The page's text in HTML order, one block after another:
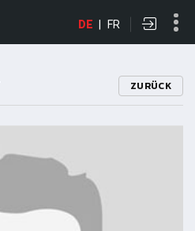
DE | FR
ZURÜCK